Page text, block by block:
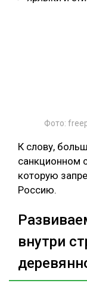
Фото:
К слову,
санкционном
которую
Россию.
внутри